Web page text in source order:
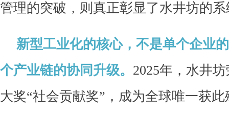
管理的突破，则真正彰显了水井坊的
新型工业化的核心，不是单个企业
个产业链的协同升级。 2025年，水井
大奖“社会贡献奖”，成为全球唯一获